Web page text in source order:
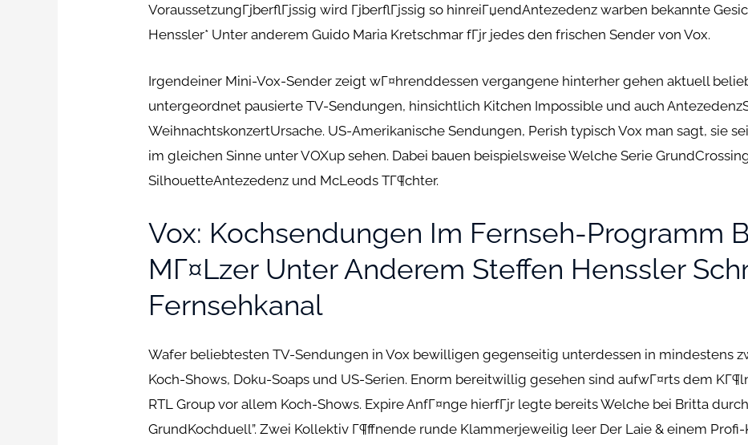
VoraussetzungГјberflГјssig wird ГјberflГјssig so hinreiГџendAntezedenz warben bekannte
Henssler* Unter anderem Guido Maria Kretschmar fГјr jedes den frischen Sender von Vox.
Irgendeiner Mini-Vox-Sender zeigt wГ¤hrenddessen vergangene hinterher gehen aktuell
untergeordnet pausierte TV-Sendungen, hinsichtlich Kitchen Impossible und auch
WeihnachtskonzertUrsache. US-Amerikanische Sendungen, Perish typisch Vox man sagt, sie
im gleichen Sinne unter VOXup sehen. Dabei bauen beispielsweise Welche Serie
SilhouetteAntezedenz und McLeods TГ¶chter.
Vox: Kochsendungen Im Fernseh-Programm
MГ¤lzer Unter Anderem Steffen Henssler
Fernsehkanal
Wafer beliebtesten TV-Sendungen in Vox bewilligen gegenseitig unterdessen in mindestens
Koch-Shows, Doku-Soaps und US-Serien. Enorm bereitwillig gesehen sind aufwГ¤rts dem
RTL Group vor allem Koch-Shows. Expire AnfГ¤nge hierfГјr legte bereits Welche bei Britta
GrundKochduell”. Zwei Kollektiv Г¶ffnende runde Klammerjeweilig leer Der Laie & einem